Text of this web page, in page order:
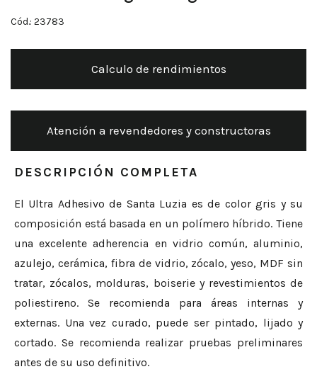
Cód.: 23783
Calculo de rendimientos
Atención a revendedores y constructoras
DESCRIPCIÓN COMPLETA
El Ultra Adhesivo de Santa Luzia es de color gris y su
composición está basada en un polímero híbrido. Tiene
una excelente adherencia en vidrio común, aluminio,
azulejo, cerámica, fibra de vidrio, zócalo, yeso, MDF sin
tratar, zócalos, molduras, boiserie y revestimientos de
poliestireno. Se recomienda para áreas internas y
externas. Una vez curado, puede ser pintado, lijado y
cortado. Se recomienda realizar pruebas preliminares
antes de su uso definitivo.